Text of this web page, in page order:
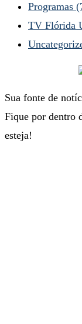
Programas
TV Flórida
Sua fonte de
Fique por dentro
esteja!